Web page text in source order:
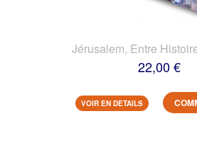
Jérusalem, Entre
22,00 €
VOIR EN DETAILS